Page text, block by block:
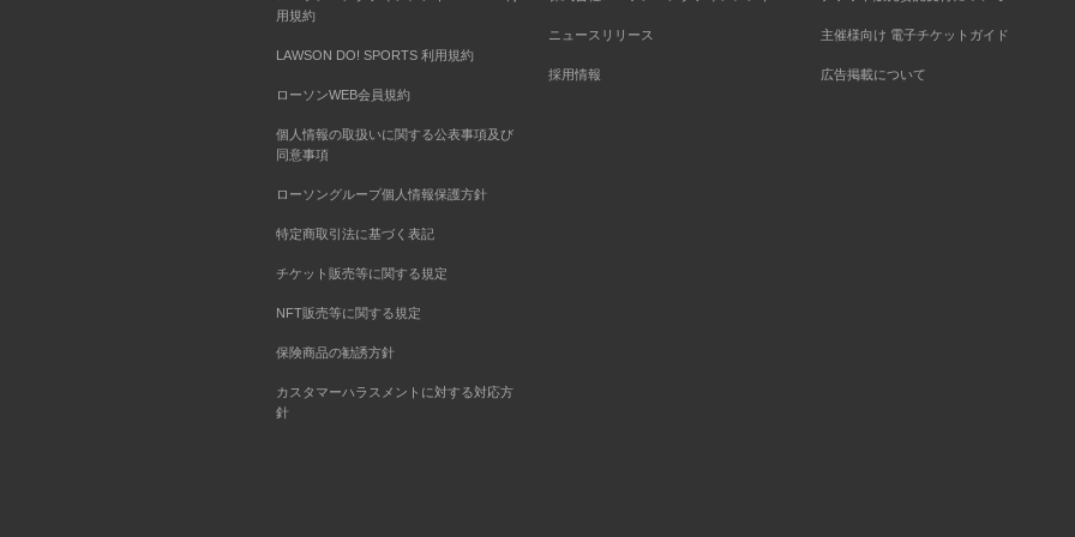
用規約
LAWSON DO! SPORTS 利用規約
ローソンWEB会員規約
個人情報の取扱いに関する公表事項及び
同意事項
ローソングループ個人情報保護方針
特定商取引法に基づく表記
チケット販売等に関する規定
NFT販売等に関する規定
保険商品の勧誘方針
カスタマーハラスメントに対する対応方
針
ニュースリリース
採用情報
主催様向け 電子チケットガイド
広告掲載について